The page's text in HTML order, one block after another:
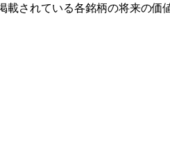
されている各銘柄の将来の価